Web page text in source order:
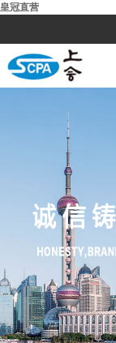
皇冠直营